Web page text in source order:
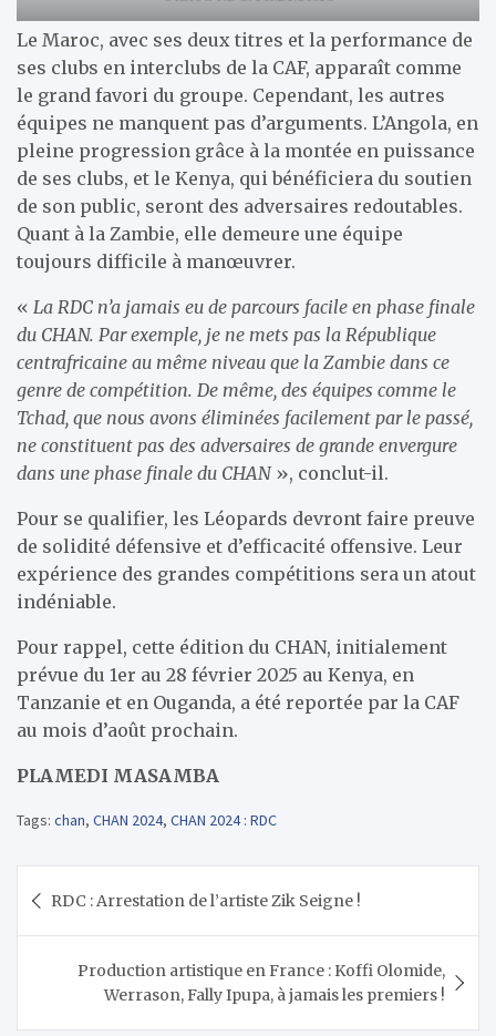
Le Maroc, avec ses deux titres et la performance de
ses clubs en interclubs de la CAF, apparaît comme
le grand favori du groupe. Cependant, les autres
équipes ne manquent pas d’arguments. L’Angola, en
pleine progression grâce à la montée en puissance
de ses clubs, et le Kenya, qui bénéficiera du soutien
de son public, seront des adversaires redoutables.
Quant à la Zambie, elle demeure une équipe
toujours difficile à manœuvrer.
« La RDC n’a jamais eu de parcours facile en phase finale
du CHAN. Par exemple, je ne mets pas la République
centrafricaine au même niveau que la Zambie dans ce
genre de compétition. De même, des équipes comme le
Tchad, que nous avons éliminées facilement par le passé,
ne constituent pas des adversaires de grande envergure
dans une phase finale du CHAN», conclut-il.
Pour se qualifier, les Léopards devront faire preuve
de solidité défensive et d’efficacité offensive. Leur
expérience des grandes compétitions sera un atout
indéniable.
Pour rappel, cette édition du CHAN, initialement
prévue du 1er au 28 février 2025 au Kenya, en
Tanzanie et en Ouganda, a été reportée par la CAF
au mois d’août prochain.
PLAMEDI MASAMBA
Tags: chan, CHAN 2024, CHAN 2024 : RDC
de RDC : Arrestation de l’artiste Zik Seigne !
Production artistique en France : Koffi Olomide,
Werrason, Fally Ipupa, à jamais les premiers !